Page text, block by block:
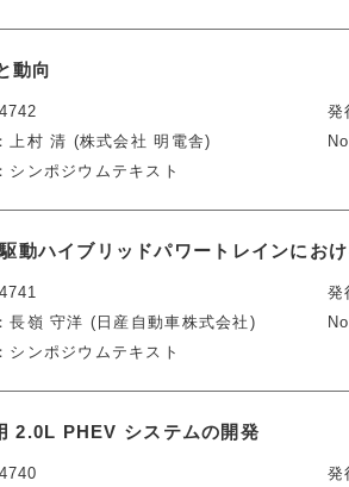
動向
上村 清 (株式会社 明電舎)
シンポジウムテキスト
発
動ハイブリッドパワートレインにお
長嶺 守洋 (日産自動車株式会社)
シンポジウムテキスト
発
2.0L PHEV システムの開発
発